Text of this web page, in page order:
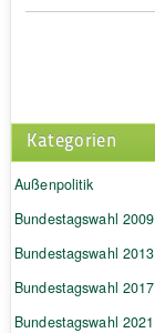
Kategorien
Außenpolitik
Bundestagswahl 2009
Bundestagswahl 2013
Bundestagswahl 2017
Bundestagswahl 2021